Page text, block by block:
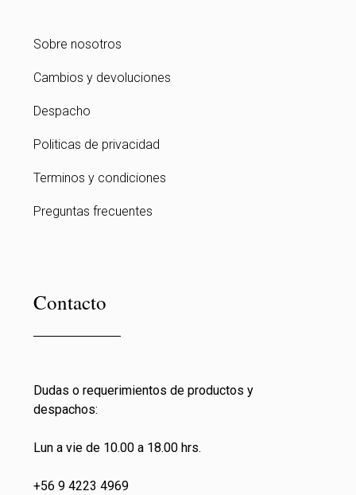
Sobre nosotros
Cambios y devoluciones
Despacho
Politicas de privacidad
Terminos y condiciones
Preguntas frecuentes
Contacto
Dudas o requerimientos de productos y
despachos:
Lun a vie de 10.00 a 18.00 hrs.
+56 9 4223 4969